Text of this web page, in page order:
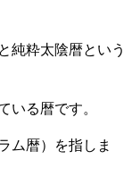
純粋太陰暦という
いる暦です。
ム暦）を指しま